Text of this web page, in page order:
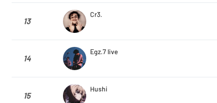
13
Cr3.
14
Egz.7 live
15
Hushi